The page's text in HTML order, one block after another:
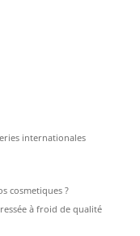
internationales
cosmetiques ?
à froid de qualité